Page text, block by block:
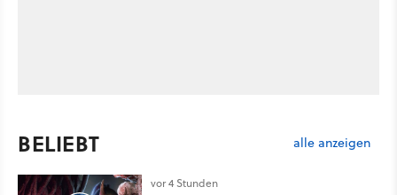
BELIEBT alle anzeigen
vor 4 Stunden